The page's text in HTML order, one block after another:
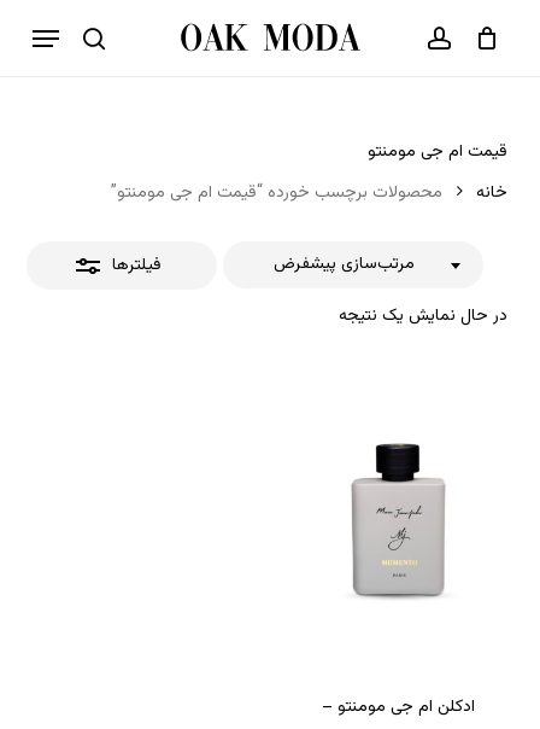
جستجو حساب کاربری
فهرست
سبد خرید بستن
قیمت ام جی مومنتو
خانه
محصولات برچسب خورده “قیمت ام جی مومنتو”
فیلترها
در حال نمایش یک نتیجه
مرتب‌سازی پیشفرض
بستن
ادکلن ام جی مومنتو –